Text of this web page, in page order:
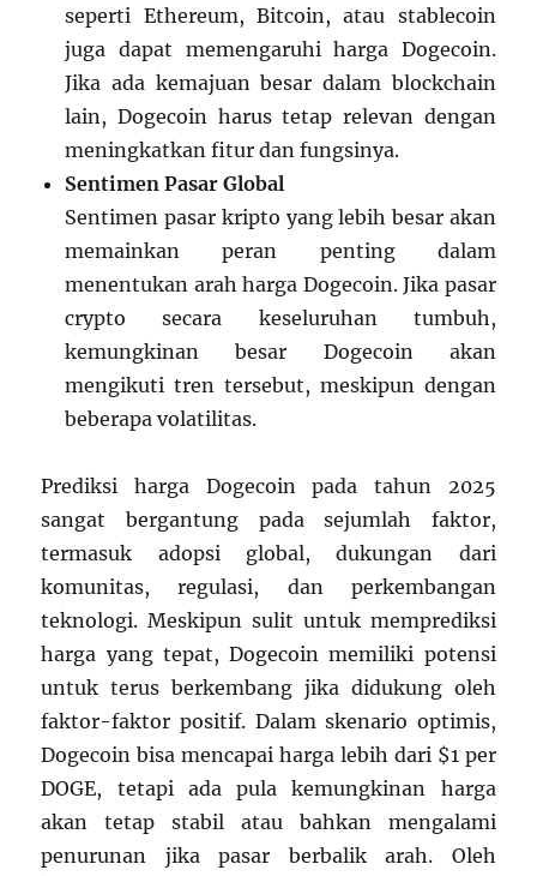
seperti Ethereum, Bitcoin, atau stablecoin
juga dapat memengaruhi harga Dogecoin.
Jika ada kemajuan besar dalam blockchain
lain, Dogecoin harus tetap relevan dengan
meningkatkan fitur dan fungsinya.
Sentimen Pasar Global
Sentimen pasar kripto yang lebih besar akan
memainkan peran penting dalam
menentukan arah harga Dogecoin. Jika pasar
crypto secara keseluruhan tumbuh,
kemungkinan besar Dogecoin akan
mengikuti tren tersebut, meskipun dengan
beberapa volatilitas.
Prediksi harga Dogecoin pada tahun 2025
sangat bergantung pada sejumlah faktor,
termasuk adopsi global, dukungan dari
komunitas, regulasi, dan perkembangan
teknologi. Meskipun sulit untuk memprediksi
harga yang tepat, Dogecoin memiliki potensi
untuk terus berkembang jika didukung oleh
faktor-faktor positif. Dalam skenario optimis,
Dogecoin bisa mencapai harga lebih dari $1 per
DOGE, tetapi ada pula kemungkinan harga
akan tetap stabil atau bahkan mengalami
penurunan jika pasar berbalik arah. Oleh